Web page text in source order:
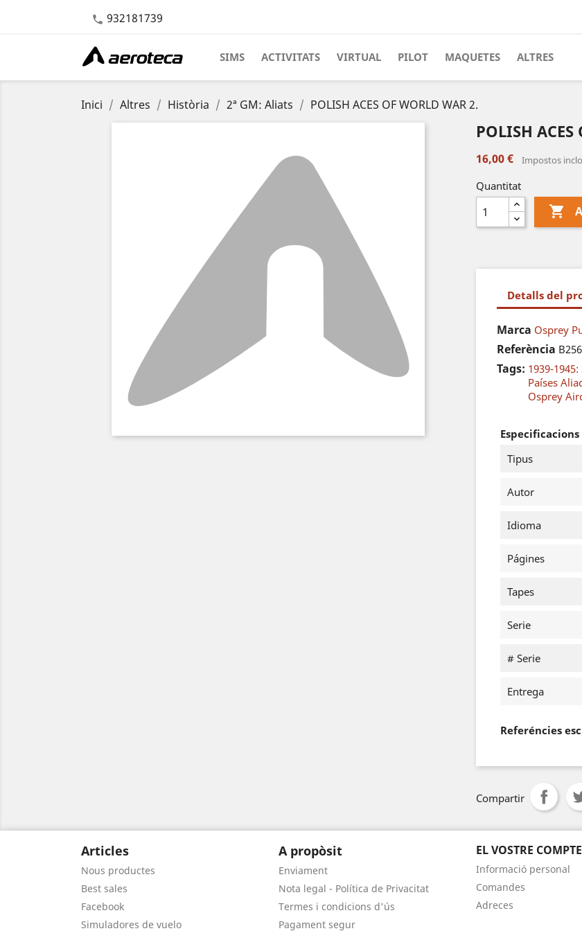
 932181739
SIMS ACTIVITATS VIRTUAL PILOT MAQUETES ALTRES
Inici Altres Història 2ª GM: Aliats POLISH ACES OF WORLD WAR 2.
POLISH
16,00 € Impostos
Quantitat

Detalls del
Marca Osprey
Referència
Tags: 1939-
Países
Osprey
Especificacions
Tipus
Autor
Idioma
Págines
Tapes
Serie
# Serie
Entrega
Referéncies
Compartir
Articles
Nous productes
Best sales
Facebook
Simuladores de vuelo
A propòsit
Enviament
Nota legal - Política de Privacitat
Termes i condicions d'ús
Pagament segur
EL VOSTRE COMPTE
Informació personal
Comandes
Adreces